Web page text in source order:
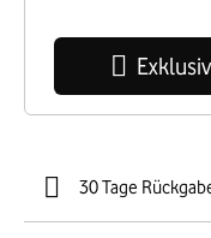
30 Tage